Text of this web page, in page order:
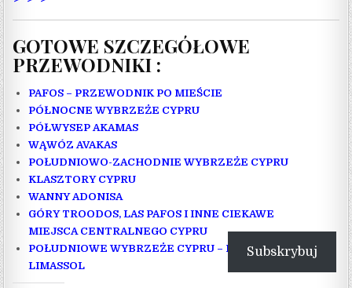
GOTOWE SZCZEGÓŁOWE
PRZEWODNIKI :
PAFOS – PRZEWODNIK PO MIEŚCIE
PÓŁNOCNE WYBRZEŻE CYPRU
PÓŁWYSEP AKAMAS
WĄWÓZ AVAKAS
POŁUDNIOWO-ZACHODNIE WYBRZEŻE CYPRU
KLASZTORY CYPRU
WANNY ADONISA
GÓRY TROODOS, LAS PAFOS I INNE CIEKAWE
MIEJSCA CENTRALNEGO CYPRU
POŁUDNIOWE WYBRZEŻE CYPRU – MIĘDZY PAFOS, A
LIMASSOL
Subskrybuj